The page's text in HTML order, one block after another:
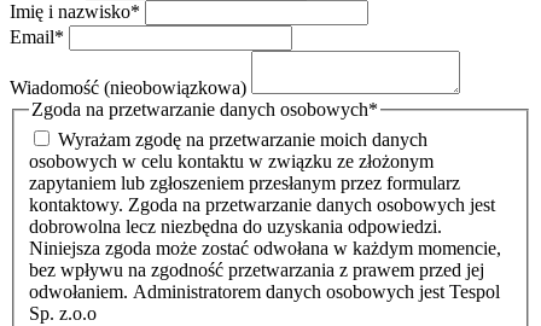
Imię i nazwisko*
Email*
Wiadomość (nieobowiązkowa)
Zgoda na przetwarzanie danych osobowych*
Wyrażam zgodę na przetwarzanie moich danych
osobowych w celu kontaktu w związku ze złożonym
zapytaniem lub zgłoszeniem przesłanym przez formularz
kontaktowy. Zgoda na przetwarzanie danych osobowych jest
dobrowolna lecz niezbędna do uzyskania odpowiedzi.
Niniejsza zgoda może zostać odwołana w każdym momencie,
bez wpływu na zgodność przetwarzania z prawem przed jej
odwołaniem. Administratorem danych osobowych jest Tespol
Sp. z.o.o